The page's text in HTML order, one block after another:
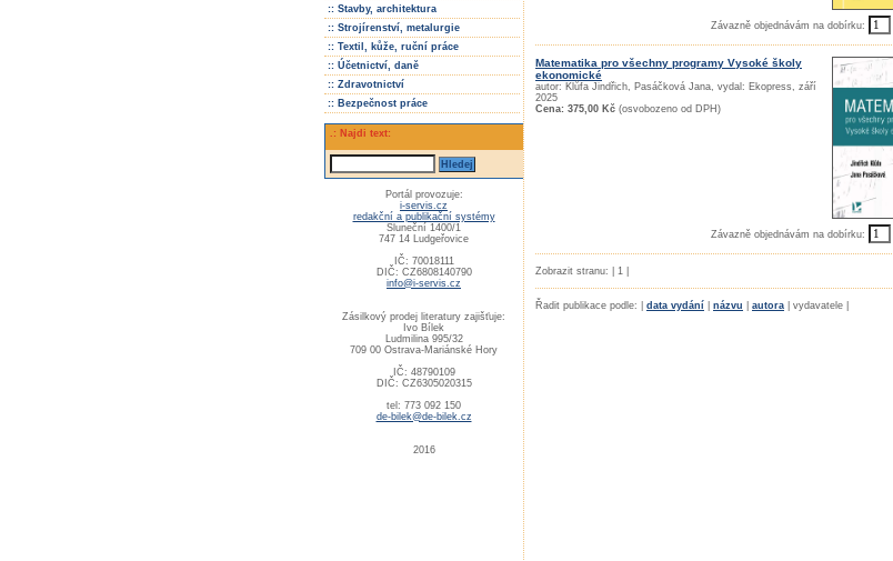
:: Stavby, architektura
:: Strojírenství, metalurgie
:: Textil, kůže, ruční práce
:: Účetnictví, daně
:: Zdravotnictví
:: Bezpečnost práce
.: Najdi text:
Portál provozuje:
i-servis.cz
redakční a publikační systémy
Sluneční 1400/1
747 14 Ludgeřovice
IČ: 70018111
DIČ: CZ6808140790
info@i-servis.cz
Zásilkový prodej literatury zajišťuje:
Ivo Bílek
Ludmilina 995/32
709 00 Ostrava-Mariánské Hory
IČ: 48790109
DIČ: CZ6305020315
tel: 773 092 150
de-bilek@de-bilek.cz
2016
Závazně objednávám na dobírku:
Matematika pro všechny programy Vysoké školy
ekonomické
autor: Klůfa Jindřich, Pasáčková Jana, vydal: Ekopress, září
2025
Cena: 375,00 Kč (osvobozeno od DPH)
Závazně objednávám na dobírku:
Zobrazit stranu: | 1 |
Řadit publikace podle: | data vydání názvu autora | vydavatele |